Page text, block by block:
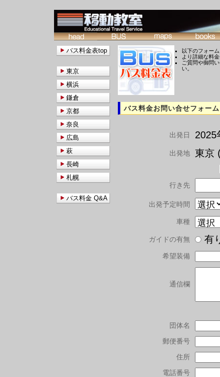
以下のフォー
より詳細な料
ご質問や御問
い。
バス料金お問い合せフォーム
出発日 2025
出発地 東京
行き先
出発予定時間
車種
ガイドの有無
希望装備
通信欄
団体名
郵便番号
住所
電話番号
バス料金表top
東京
横浜
鎌倉
京都
奈良
広島
萩
長崎
札幌
バス料金 Q&A